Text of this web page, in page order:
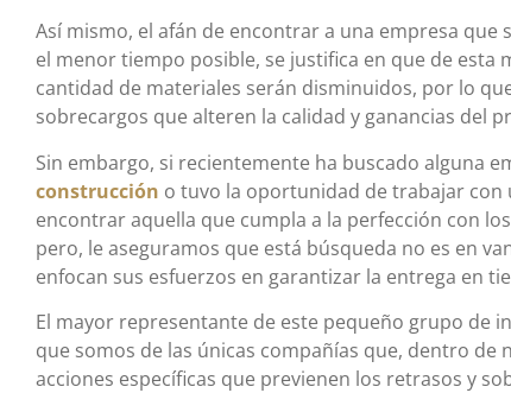
Así mismo, el afán de encontrar a una empresa
el menor tiempo posible, se justifica en que de esta
cantidad de materiales serán disminuidos, por lo
sobrecargos que alteren la calidad y ganancias del
Sin embargo, si recientemente ha buscado alguna
construcción o tuvo la oportunidad de trabajar con
encontrar aquella que cumpla a la perfección con
pero, le aseguramos que está búsqueda no es en
enfocan sus esfuerzos en garantizar la entrega en
El mayor representante de este pequeño grupo de
que somos de las únicas compañías que, dentro
acciones específicas que previenen los retrasos y